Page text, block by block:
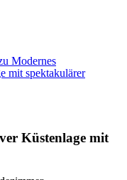
Modernes
mit spektakulärer
Küstenlage mit